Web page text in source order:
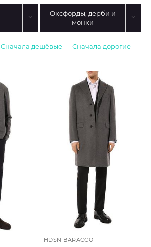
Оксфорды, дерби и
монки
Сначала дешёвые Сначала дорогие
HDSN BARACCO